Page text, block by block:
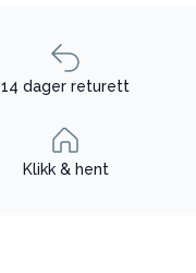
14 dager returett
Klikk & hent